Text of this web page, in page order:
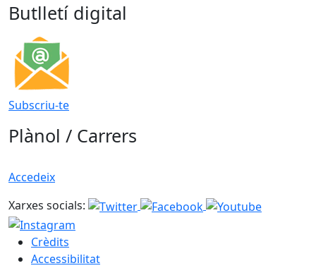
Butlletí digital
Subscriu-te
Plànol / Carrers
Accedeix
Xarxes socials:
Crèdits
Accessibilitat